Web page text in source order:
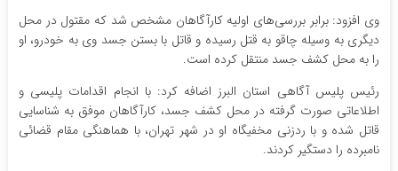
وی افزود: برابر بررسی‌های اولیه کارآگاهان مشخص شد که مقتول در محل
دیگری به وسیله چاقو به قتل رسیده و قاتل با بستن جسد وی به خودرو، او
را به محل کشف جسد منتقل کرده است.
رئیس پلیس آگاهی استان البرز اضافه کرد: با انجام اقدامات پلیسی و
اطلاعاتی صورت گرفته در محل کشف جسد، کارآگاهان موفق به شناسایی
قاتل شده و با ردزنی مخفیگاه او در شهر تهران، با هماهنگی مقام قضائی
نامبرده را دستگیر کردند.